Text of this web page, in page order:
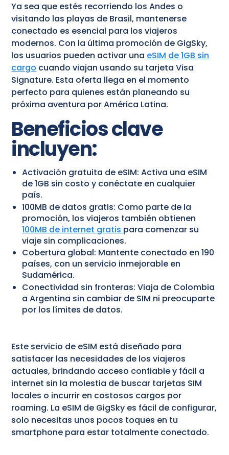
Ya sea que estés recorriendo los Andes o
visitando las playas de Brasil, mantenerse
conectado es esencial para los viajeros
modernos. Con la última promoción de GigSky,
los usuarios pueden activar una eSIM de 1GB sin
cargo cuando viajan usando su tarjeta Visa
Signature. Esta oferta llega en el momento
perfecto para quienes están planeando su
próxima aventura por América Latina.
Beneficios clave
incluyen:
Activación gratuita de eSIM: Activa una eSIM
de 1GB sin costo y conéctate en cualquier
país.
100MB de datos gratis: Como parte de la
promoción, los viajeros también obtienen
100MB de internet gratis para comenzar su
viaje sin complicaciones.
Cobertura global: Mantente conectado en 190
países, con un servicio inmejorable en
Sudamérica.
Conectividad sin fronteras: Viaja de Colombia
a Argentina sin cambiar de SIM ni preocuparte
por los límites de datos.
Este servicio de eSIM está diseñado para
satisfacer las necesidades de los viajeros
actuales, brindando acceso confiable y fácil a
internet sin la molestia de buscar tarjetas SIM
locales o incurrir en costosos cargos por
roaming. La eSIM de GigSky es fácil de configurar,
solo necesitas unos pocos toques en tu
smartphone para estar totalmente conectado.